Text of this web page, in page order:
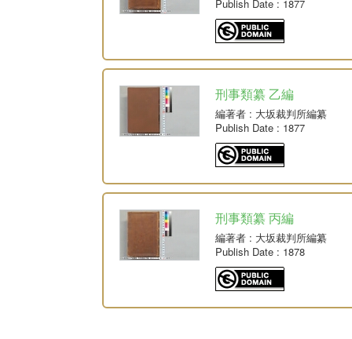
Publish Date : 1877
刑事類纂 乙編
編著者 : 大坂裁判所編纂
Publish Date : 1877
刑事類纂 丙編
編著者 : 大坂裁判所編纂
Publish Date : 1878